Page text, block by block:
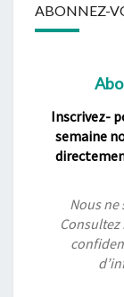
ABONNEZ-
Inscrivez-
semaine
Nous ne